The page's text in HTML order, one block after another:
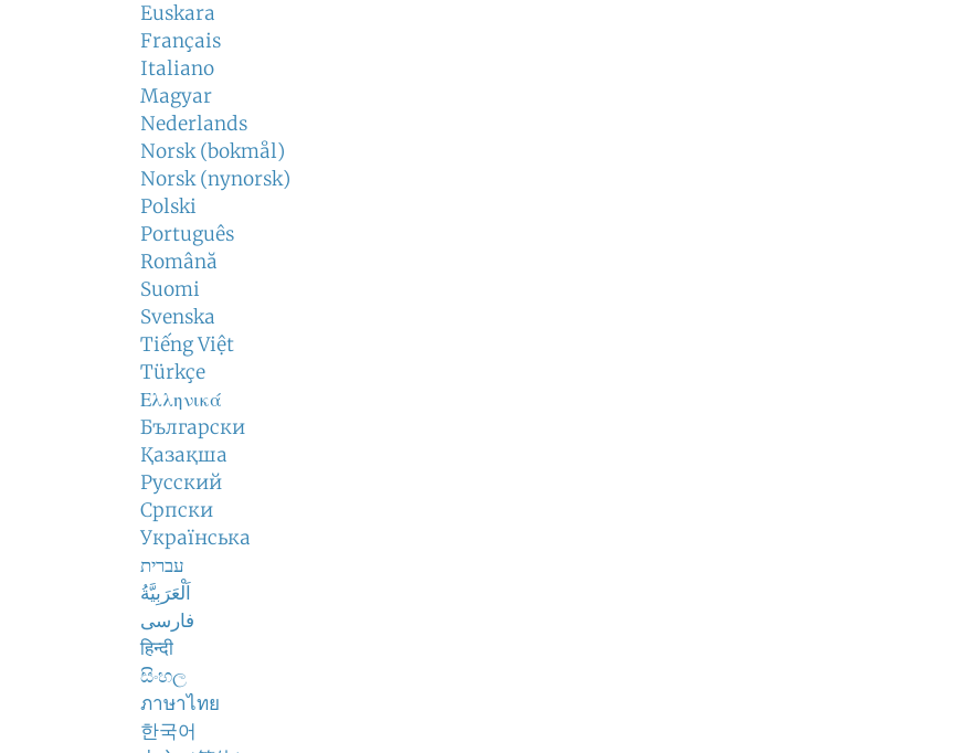
Euskara
Français
Italiano
Magyar
Nederlands
Norsk (bokmål)
Norsk (nynorsk)
Polski
Português
Română
Suomi
Svenska
Tiếng Việt
Türkçe
Ελληνικά
Български
Қазақша
Русский
Српски
Українська
עברית
اَلْعَرَبِيَّةُ
فارسی
हिन्दी
සිංහල
ภาษาไทย
한국어